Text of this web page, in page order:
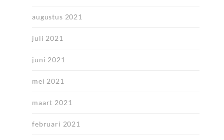
augustus 2021
juli 2021
juni 2021
mei 2021
maart 2021
februari 2021